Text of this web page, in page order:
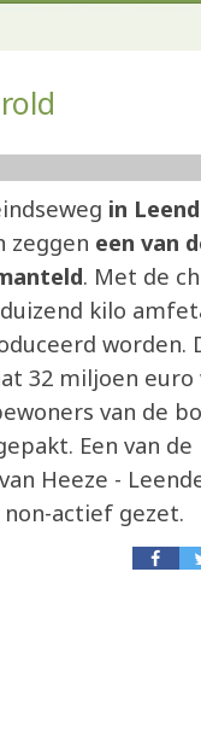
in
zeggen een van
. Met de
kilo
worden.
32 miljoen euro
van de
Een van
Heeze -
actief gezet.